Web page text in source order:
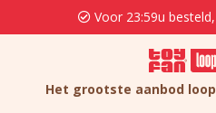
Voor 23:59u
Het grootste aanbod